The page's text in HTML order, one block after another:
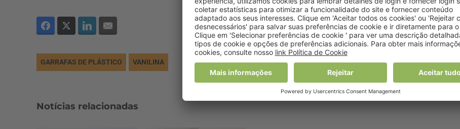
GARRAFAS DE PLÁSTICO VANILINA
Notícias relacionadas